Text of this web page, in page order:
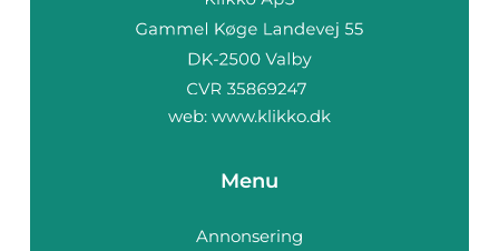
web: www.klikko.dk
Menu
Annonsering